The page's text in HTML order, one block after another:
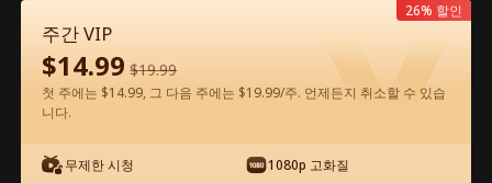
주간 VIP
$14.99 $19.99
첫 주에는 $14.99, 그 다음 주에는 $19.99/주. 언제든지 취소할 수 있습
니다.
무제한 시청 1080p 고화질
26% 할인